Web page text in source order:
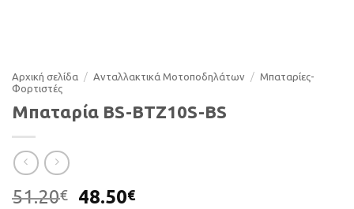
Αρχική σελίδα / Ανταλλακτικά Μοτοποδηλάτων / Μπαταρίες-
Φορτιστές
Μπαταρία BS-BTZ10S-BS
51.20€
Original
48.50€Η